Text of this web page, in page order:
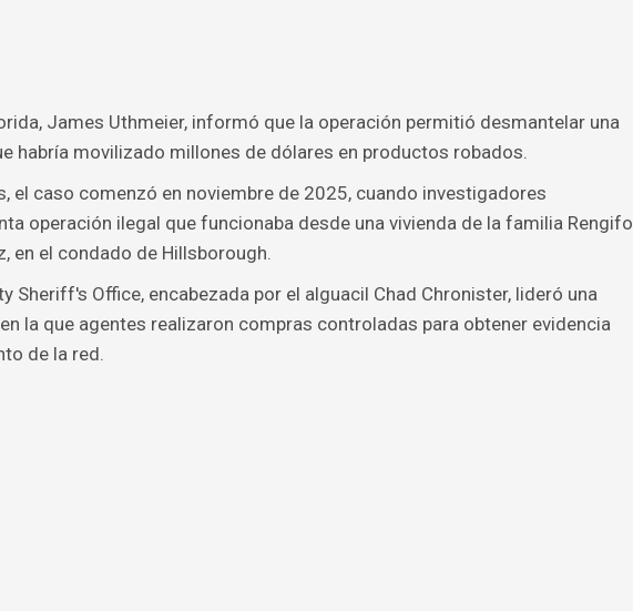
James Uthmeier, informó que la operación permitió desmantelar una
habría movilizado millones de dólares en productos robados.
el caso comenzó en noviembre de 2025, cuando investigadores
operación ilegal que funcionaba desde una vivienda de la familia Rengifo
en el condado de Hillsborough.
Sheriff's Office, encabezada por el alguacil Chad Chronister, lideró una
la que agentes realizaron compras controladas para obtener evidencia
de la red.